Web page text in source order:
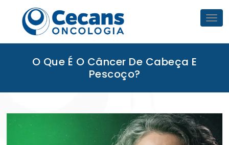
content
O Que É O Câncer De Cabeça E
Pescoço?